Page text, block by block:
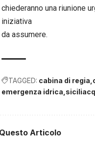
chiederanno una riunione
iniziativa
da assumere.
TAGGED: cabina di regia
emergenza idrica
Articolo